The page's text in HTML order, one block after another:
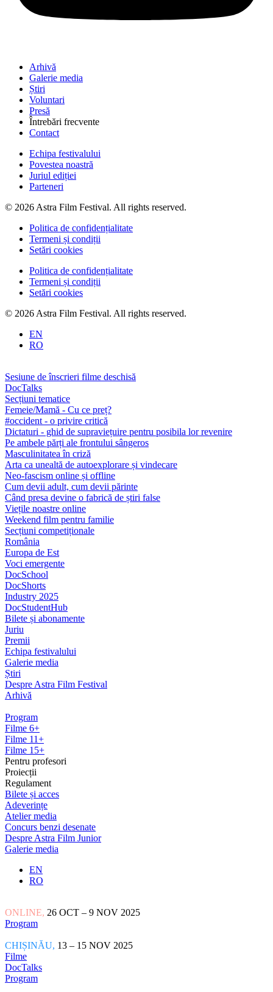
Arhivă
Galerie media
Știri
Voluntari
Presă
Întrebări frecvente
Contact
Echipa festivalului
Povestea noastră
Juriul ediției
Parteneri
© 2026 Astra Film Festival. All rights reserved.
Politica de confidențialitate
Termeni și condiții
Setări cookies
Politica de confidențialitate
Termeni și condiții
Setări cookies
© 2026 Astra Film Festival. All rights reserved.
EN
RO
Sesiune de înscrieri filme deschisă
DocTalks
Secțiuni tematice
Femeie/Mamă - Cu ce preț?
#occident - o privire critică
Dictaturi - ghid de supraviețuire pentru posibila lor revenire
Pe ambele părți ale frontului sângeros
Masculinitatea în criză
Arta ca unealtă de autoexplorare și vindecare
Neo-fascism online și offline
Cum devii adult, cum devii părinte
Când presa devine o fabrică de știri false
Viețile noastre online
Weekend film pentru familie
Secțiuni competiționale
România
Europa de Est
Voci emergente
DocSchool
DocShorts
Industry 2025
DocStudentHub
Bilete și abonamente
Juriu
Premii
Echipa festivalului
Galerie media
Știri
Despre Astra Film Festival
Arhivă
Program
Filme 6+
Filme 11+
Filme 15+
Pentru profesori
Proiecții
Regulament
Bilete și acces
Adeverințe
Atelier media
Concurs benzi desenate
Despre Astra Film Junior
Galerie media
EN
RO
ONLINE, 26 OCT – 9 NOV 2025
Program
CHIȘINĂU, 13 – 15 NOV 2025
Filme
DocTalks
Program